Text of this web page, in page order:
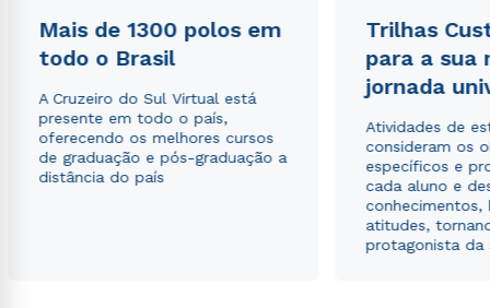
Mais de 1300 polos em
todo o Brasil
A Cruzeiro do Sul Virtual está
presente em todo o país,
oferecendo os melhores cursos
de graduação e pós-graduação a
distância do país
Trilhas
para a sua
jornada
Atividades de
consideram os
específicos e
cada aluno e
conhecimentos,
atitudes,
protagonista da